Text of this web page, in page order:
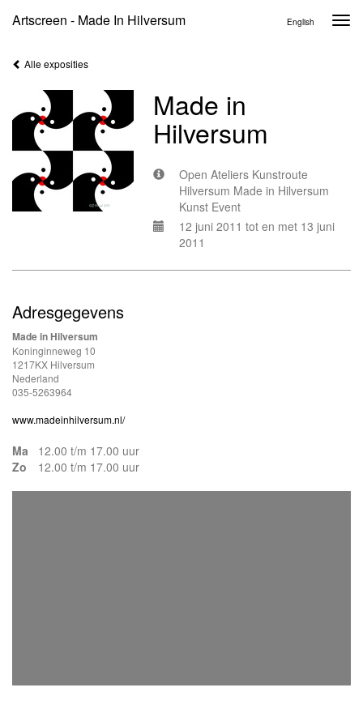
Artscreen - Made In Hilversum English
Alle exposities
Made in
Hilversum
Open Ateliers Kunstroute
Hilversum Made in Hilversum
Kunst Event
12 juni 2011 tot en met 13 juni
2011
Adresgegevens
Made in Hilversum
Koninginneweg 10
1217KX Hilversum
Nederland
035-5263964
www.madeinhilversum.nl/
Ma
12.00 t/m 17.00 uur
Zo
12.00 t/m 17.00 uur